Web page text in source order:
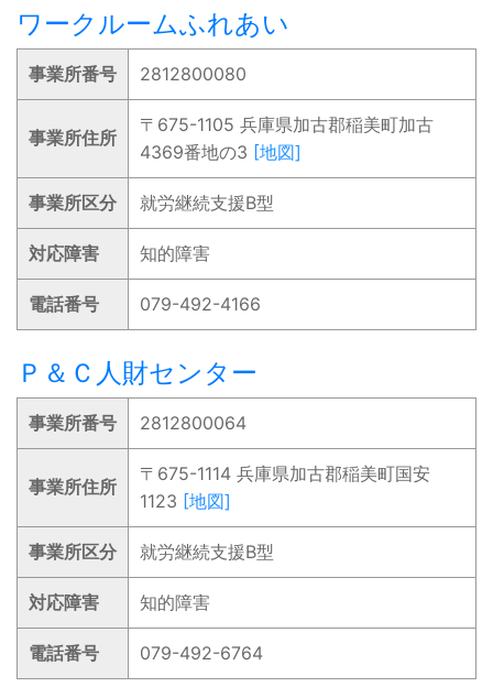
ワークルームふれあい
事業所番号 2812800080
事業所住所
〒675-1105 兵庫県加古郡稲美町加古
4369番地の3 [地図]
事業所区分 就労継続支援B型
対応障害 知的障害
電話番号 079-492-4166
Ｐ＆Ｃ人財センター
事業所番号 2812800064
事業所住所
〒675-1114 兵庫県加古郡稲美町国安
1123 [地図]
事業所区分 就労継続支援B型
対応障害 知的障害
電話番号 079-492-6764